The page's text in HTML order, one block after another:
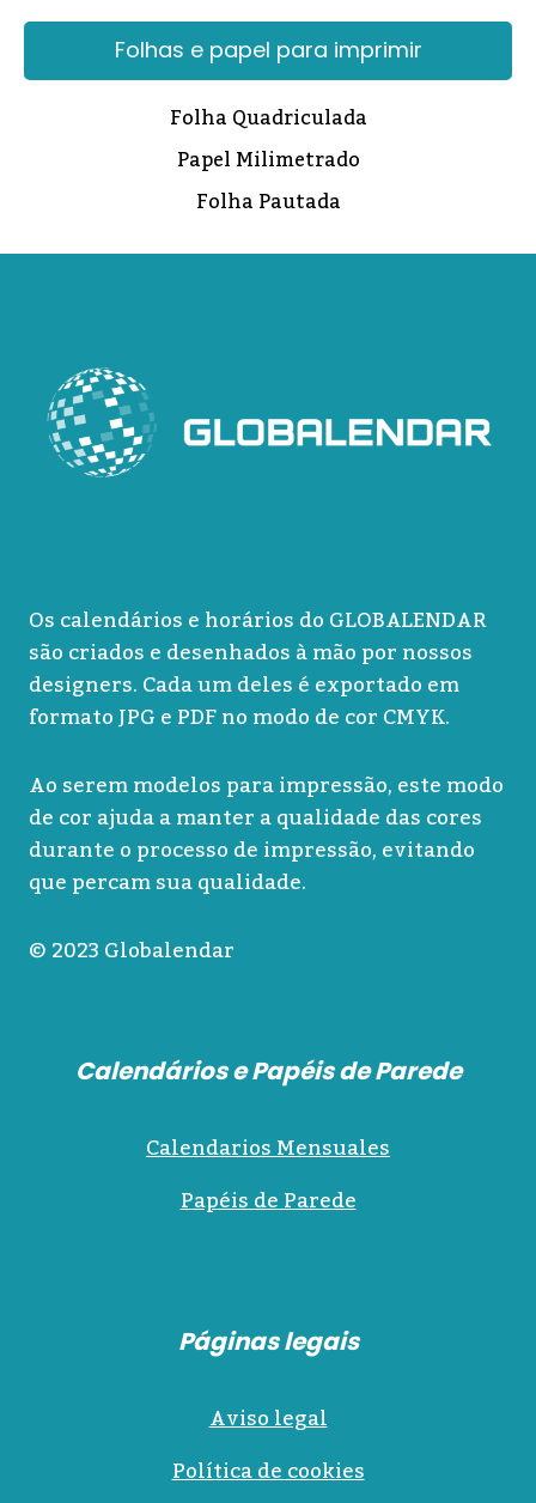
Folhas e papel para imprimir
Folha Quadriculada
Papel Milimetrado
Folha Pautada
Os calendários e horários do GLOBALENDAR
são criados e desenhados à mão por nossos
designers. Cada um deles é exportado em
formato JPG e PDF no modo de cor CMYK.
Ao serem modelos para impressão, este modo
de cor ajuda a manter a qualidade das cores
durante o processo de impressão, evitando
que percam sua qualidade.
© 2023 Globalendar
Calendários e Papéis de Parede
Calendarios Mensuales
Papéis de Parede
Páginas legais
Aviso legal
Política de cookies